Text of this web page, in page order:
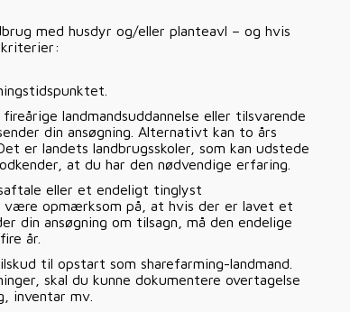
med husdyr og/eller planteavl – og hvis
kriterier:
landmandsuddannelse eller tilsvarende
din ansøgning. Alternativt kan to års
er landets landbrugsskoler, som kan udstede
at du har den nødvendige erfaring.
eller et endeligt tinglyst
være opmærksom på, at hvis der er lavet et
din ansøgning om tilsagn, må den endelige
år.
til opstart som sharefarming-landmand.
skal du kunne dokumentere overtagelse
inventar mv.